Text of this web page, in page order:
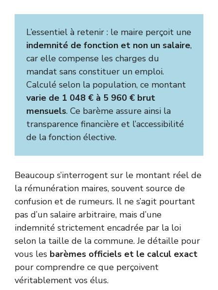
L’essentiel à retenir : le maire perçoit une
indemnité de fonction et non un salaire,
car elle compense les charges du
mandat sans constituer un emploi.
Calculé selon la population, ce montant
varie de 1 048 € à 5 960 € brut
mensuels. Ce barème assure ainsi la
transparence financière et l’accessibilité
de la fonction élective.
Beaucoup s’interrogent sur le montant réel de
la rémunération maires, souvent source de
confusion et de rumeurs. Il ne s’agit pourtant
pas d’un salaire arbitraire, mais d’une
indemnité strictement encadrée par la loi
selon la taille de la commune. Je détaille pour
vous les barèmes officiels et le calcul exact
pour comprendre ce que perçoivent
véritablement vos élus.